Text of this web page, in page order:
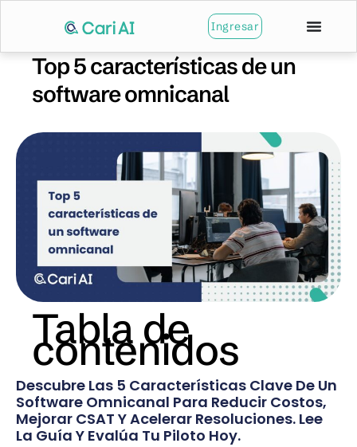
Ingresar
Top 5 características de un
software omnicanal
Tabla de
contenidos
Descubre Las 5 Características Clave De Un
Software Omnicanal Para Reducir Costos,
Mejorar CSAT Y Acelerar Resoluciones. Lee
La Guía Y Evalúa Tu Piloto Hoy.